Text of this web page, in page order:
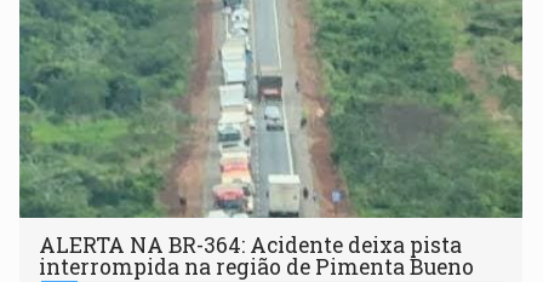
ALERTA NA BR-364: Acidente deixa pista
interrompida na região de Pimenta Bueno